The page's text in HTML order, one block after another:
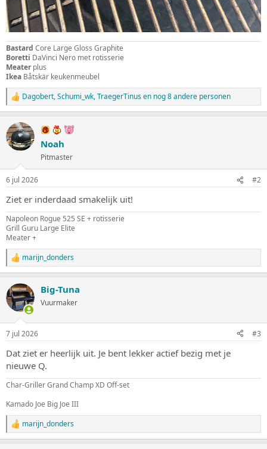
Bastard Core Large Gloss Graphite
Boretti DaVinci Nero met rotisserie
Meater plus
Ikea Båtskär keukenmeubel
W
a
r
d
e
i
n
g
e
n
:
Dagobert,Schumi_wk,TraegerTinusen nog 8 andere personen
Noah
Pitmaster
6 jul 2026 #2
Ziet er inderdaad smakelijk uit!
Napoleon Rogue 525 SE + rotisserie
Grill Guru Large Elite
Meater +
W
a
r
d
e
n
e
n
:
marijn_donders
Big-Tuna
Vuurmaker
7 jul 2026 #3
Dat ziet er heerlijk uit. Je bent lekker actief bezig met je
nieuwe Q.
Char-Griller Grand Champ XD Off-set
Kamado Joe Big Joe III
W
a
marijn_donders